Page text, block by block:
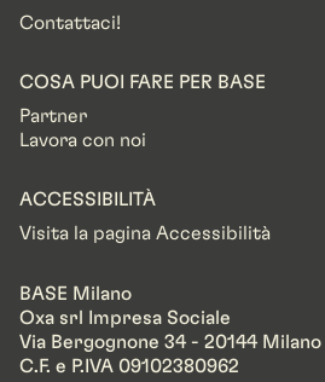
Contattaci!
COSA PUOI FARE PER BASE
Partner
Lavora con noi
ACCESSIBILITÀ
Visita la pagina Accessibilità
BASE Milano
Oxa srl Impresa Sociale
Via Bergognone 34 - 20144 Milano
C.F. e P.IVA 09102380962